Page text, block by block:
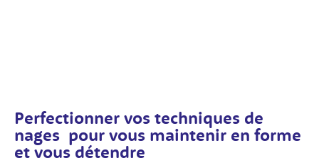
Perfectionner vos techniques de
nages pour vous maintenir en forme
et vous détendre